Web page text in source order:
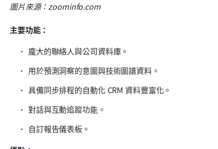
圖片來源：zoominfo.com
主要功能：
龐大的聯絡人與公司資料庫。
用於預測洞察的意圖與技術圖譜資料。
具備同步排程的自動化 CRM 資料豐富化。
對話與互動追蹤功能。
自訂報告儀表板。